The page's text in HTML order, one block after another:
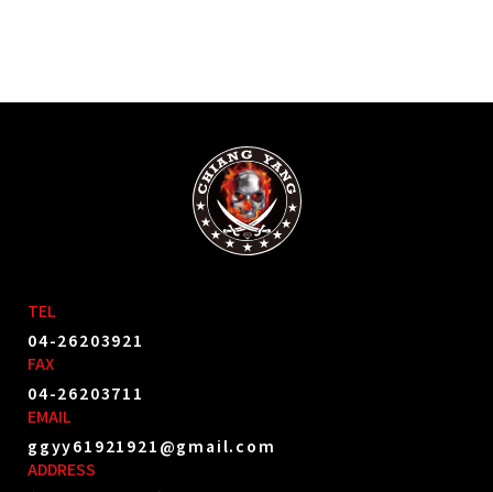
TEL
04-26203921
FAX
04-26203711
EMAIL
ggyy61921921@gmail.com
ADDRESS